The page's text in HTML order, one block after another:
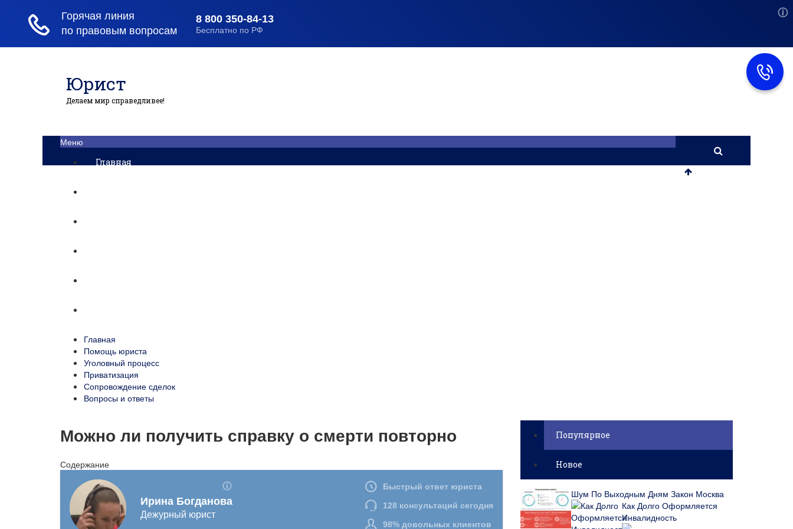
Юрист
Делаем мир справедливее!
Меню
Главная
Главная
Помощь юриста
Уголовный процесс
Приватизация
Сопровождение сделок
Вопросы и ответы
Можно ли получить справку о смерти повторно
Содержание
Популярное
Новое
Шум По Выходным Дням Закон Москва
Как Долго Оформляется
Инвалидность